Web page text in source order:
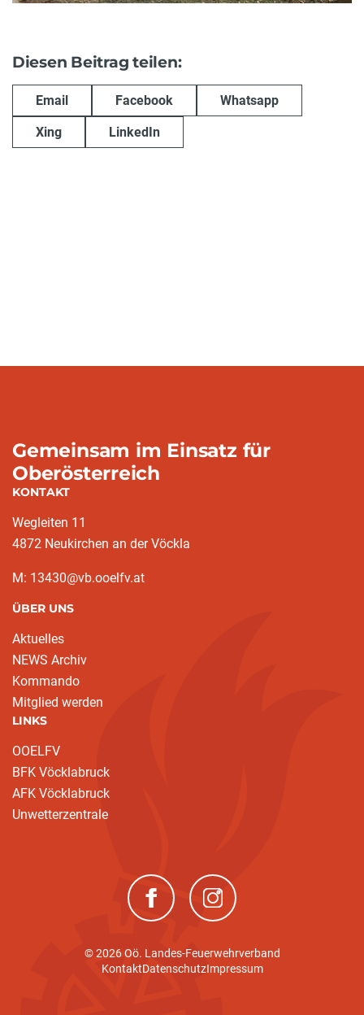
Diesen Beitrag teilen:
Email Facebook Whatsapp
Xing LinkedIn
Gemeinsam im Einsatz für
Oberösterreich
KONTAKT
Wegleiten 11
4872 Neukirchen an der Vöckla
M: 13430@vb.ooelfv.at
ÜBER UNS
Aktuelles
NEWS Archiv
Kommando
Mitglied werden
LINKS
OOELFV
BFK Vöcklabruck
AFK Vöcklabruck
Unwetterzentrale
(neues Fenster)(neues Fenster)
© 2026 Oö. Landes-Feuerwehrverband
KontaktDatenschutzImpressum